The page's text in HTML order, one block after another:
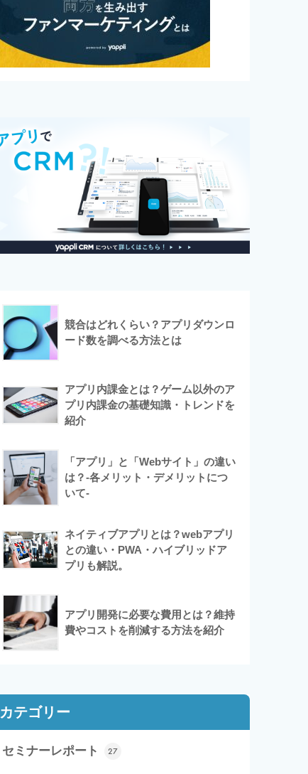
競合はどれくらい？アプリダウンロ
ード数を調べる方法とは
アプリ内課金とは？ゲーム以外のア
プリ内課金の基礎知識・トレンドを
紹介
「アプリ」と「Webサイト」の違い
は？-各メリット・デメリットにつ
いて-
ネイティブアプリとは？webアプリ
との違い・PWA・ハイブリッドア
プリも解説。
アプリ開発に必要な費用とは？維持
費やコストを削減する方法を紹介
カテゴリー
セミナーレポート 27